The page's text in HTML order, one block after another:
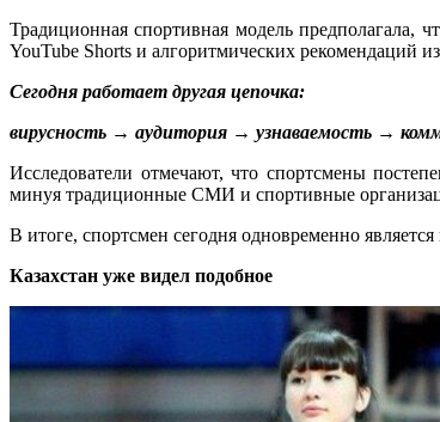
Традиционная спортивная модель предполагала,
YouTube Shorts и алгоритмических рекомендаций
Сегодня работает другая цепочка:
вирусность → аудитория → узнаваемость →
Исследователи отмечают, что спортсмены
минуя традиционные СМИ и спортивные
В итоге, спортсмен сегодня одновременно
Казахстан уже видел подобное